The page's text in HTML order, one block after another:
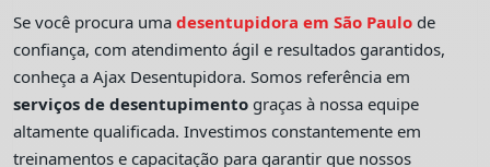
Se você procura umadesentupidora em São Paulo de
confiança, com atendimento ágil e resultados garantidos,
conheça a Ajax Desentupidora. Somos referência em
serviços de desentupimento graças à nossa equipe
altamente qualificada. Investimos constantemente em
treinamentos e capacitação para garantir que nossos